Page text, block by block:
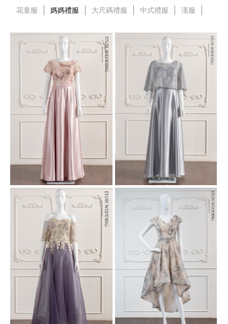
花童服
媽媽禮服 大尺碼禮服 中式禮服 漢服